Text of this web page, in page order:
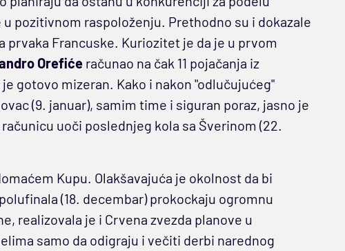
pozitivnom raspoloženju. Prethodno su i dokazale
Francuske. Kuriozitet je da je u prvom
Orefiće računao na čak 11 pojačanja iz
gotovo mizeran. Kako i nakon "odlučujućeg"
(9. januar), samim time i siguran poraz, jasno je
uoči poslednjeg kola sa Šverinom (22.
Kupu. Olakšavajuća je okolnost da bi
(18. decembar) prokockaju ogromnu
realizovala je i Crvena zvezda planove u
samo da odigraju i večiti derbi narednog